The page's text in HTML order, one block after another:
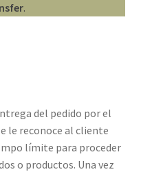
.
del pedido por el
le reconoce al cliente
límite para proceder
o productos. Una vez